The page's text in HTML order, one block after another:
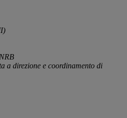
a direzione e coordinamento di